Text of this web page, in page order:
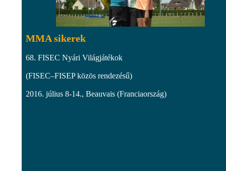
MMA sikerek
68. FISEC Nyári Világjátékok
(FISEC–FISEP közös rendezésű)
2016. július 8-14., Beauvais (Franciaország)